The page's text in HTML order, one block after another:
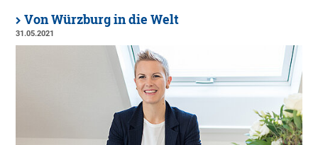
Von Würzburg in die Welt
31.05.2021